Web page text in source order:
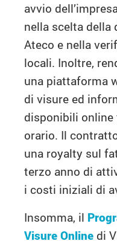
avvio
nella scelta della
Ateco e nella
locali. Inoltre,
una piattaforma
di visure ed
disponibili
orario. Il
una royalty sul
terzo anno di
i costi iniziali di
Insomma, il
Visure Online di